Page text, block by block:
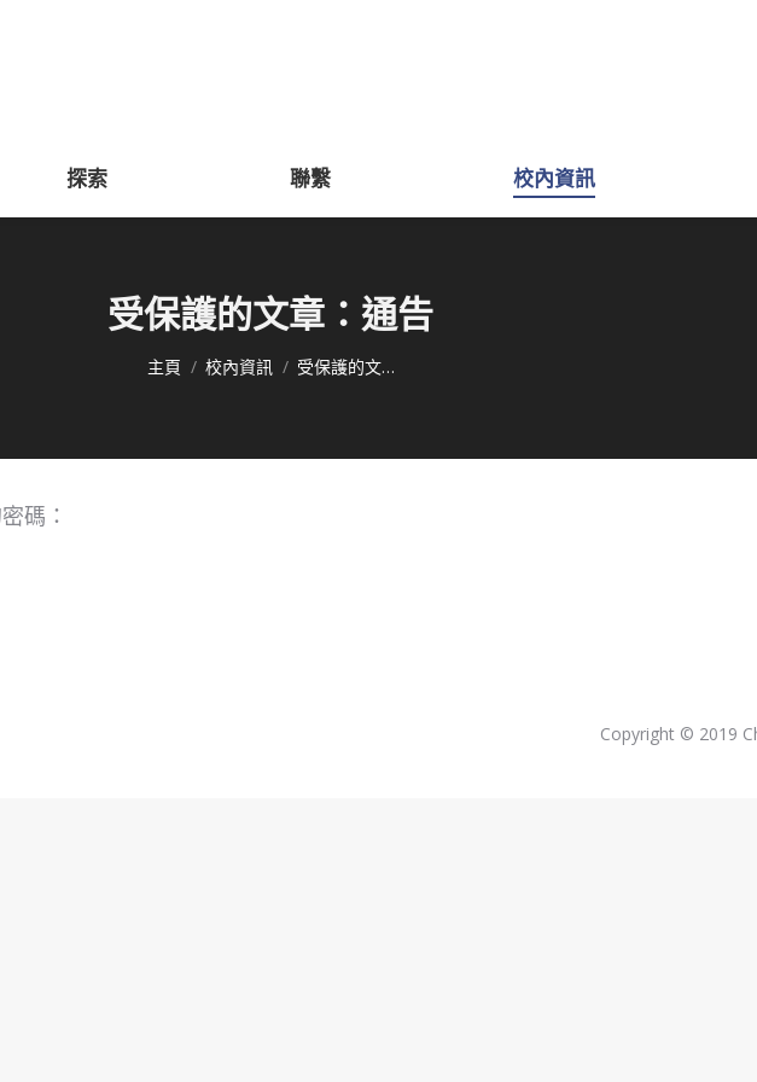
探索 聯繫 校內資訊
受保護的文章：通告
You are here:
主頁 校內資訊 受保護的文…
碼：
Copyright © 2019